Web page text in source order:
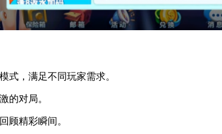
，满足不同玩家需求。
的对局。
精彩瞬间。